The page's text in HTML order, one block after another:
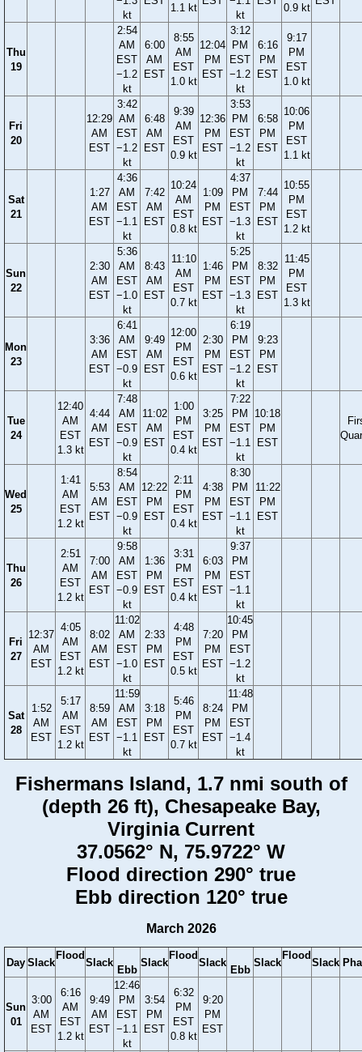
kt
1.1 kt
kt
0.9 kt
Thu
19
2:54
AM
EST
−1.2
kt
6:00
AM
EST
8:55
AM
EST
1.0 kt
12:04
PM
EST
3:12
PM
EST
−1.2
kt
6:16
PM
EST
9:17
PM
EST
1.0 kt
Fri
20
12:29
AM
EST
3:42
AM
EST
−1.2
kt
6:48
AM
EST
9:39
AM
EST
0.9 kt
12:36
PM
EST
3:53
PM
EST
−1.2
kt
6:58
PM
EST
10:06
PM
EST
1.1 kt
Sat
21
1:27
AM
EST
4:36
AM
EST
−1.1
kt
7:42
AM
EST
10:24
AM
EST
0.8 kt
1:09
PM
EST
4:37
PM
EST
−1.3
kt
7:44
PM
EST
10:55
PM
EST
1.2 kt
Sun
22
2:30
AM
EST
5:36
AM
EST
−1.0
kt
8:43
AM
EST
11:10
AM
EST
0.7 kt
1:46
PM
EST
5:25
PM
EST
−1.3
kt
8:32
PM
EST
11:45
PM
EST
1.3 kt
Mon
23
3:36
AM
EST
6:41
AM
EST
−0.9
kt
9:49
AM
EST
12:00
PM
EST
0.6 kt
2:30
PM
EST
6:19
PM
EST
−1.2
kt
9:23
PM
EST
Tue
24
12:40
AM
EST
1.3 kt
4:44
AM
EST
7:48
AM
EST
−0.9
kt
11:02
AM
EST
1:00
PM
EST
0.4 kt
3:25
PM
EST
7:22
PM
EST
−1.1
kt
10:18
PM
EST
Wed
25
1:41
AM
EST
1.2 kt
5:53
AM
EST
8:54
AM
EST
−0.9
kt
12:22
PM
EST
2:11
PM
EST
0.4 kt
4:38
PM
EST
8:30
PM
EST
−1.1
kt
11:22
PM
EST
Thu
26
2:51
AM
EST
1.2 kt
7:00
AM
EST
9:58
AM
EST
−0.9
kt
1:36
PM
EST
3:31
PM
EST
0.4 kt
6:03
PM
EST
9:37
PM
EST
−1.1
kt
Fri
27
12:37
AM
EST
4:05
AM
EST
1.2 kt
8:02
AM
EST
11:02
AM
EST
−1.0
kt
2:33
PM
EST
4:48
PM
EST
0.5 kt
7:20
PM
EST
10:45
PM
EST
−1.2
kt
Sat
28
1:52
AM
EST
5:17
AM
EST
1.2 kt
8:59
AM
EST
11:59
AM
EST
−1.1
kt
3:18
PM
EST
5:46
PM
EST
0.7 kt
8:24
PM
EST
11:48
PM
EST
−1.4
kt
Fishermans Island, 1.7 nmi south of
(depth 26 ft), Chesapeake Bay,
Virginia Current
37.0562° N, 75.9722° W
Flood direction 290° true
Ebb direction 120° true
March 2026
Day Slack
Flood
Slack
Ebb
Slack
Flood
Slack
Ebb
Slack
Flood
Slack
Sun
01
3:00
AM
EST
6:16
AM
EST
1.2 kt
9:49
AM
EST
12:46
PM
EST
−1.1
kt
3:54
PM
EST
6:32
PM
EST
0.8 kt
9:20
PM
EST